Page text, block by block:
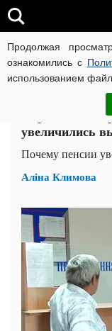
Продолжая
ознакомились с
использованием
ВОЙНА
Апрельский
увеличились
Почему пенсии
Аліна Климова